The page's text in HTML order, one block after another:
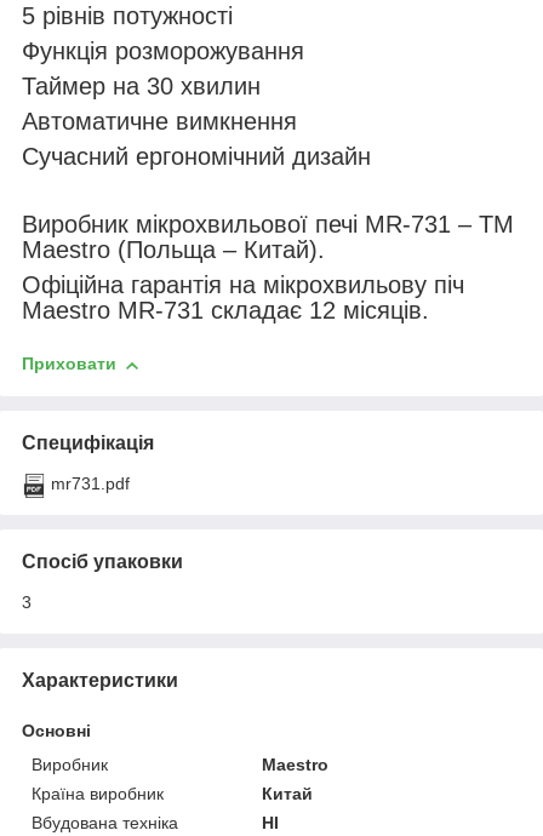
5 рівнів потужності
Функція розморожування
Таймер на 30 хвилин
Автоматичне вимкнення
Сучасний ергономічний дизайн
Виробник мікрохвильової печі MR-731 – ТМ
Maestro (Польща – Китай).
Офіційна гарантія на мікрохвильову піч
Maestro MR-731 складає 12 місяців.
Приховати
Специфікація
mr731.pdf
Спосіб упаковки
3
Характеристики
Основні
Виробник
Maestro
Країна виробник
Китай
Вбудована техніка
НІ